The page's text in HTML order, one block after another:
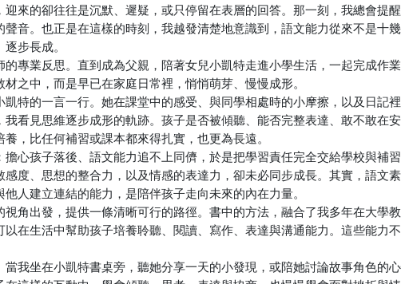
來的卻往往是沉默、遲疑，或只停留在表層的回答。那一刻，我總會提
音。也正是在這樣的時刻，我越發清楚地意識到，語文能力從來不是十
步長成。
專業反思。直到成為父親，陪著女兒小凱特走進小學生活，一起完成作
之中，而是早已在家庭日常裡，悄悄萌芽、慢慢成形。
特的一言一行。她在課堂中的感受、與同學相處時的小摩擦，以及日記
看見思維逐步成形的軌跡。孩子是否被傾聽、能否完整表達、敢不敢在
，比任何補習或課本都來得扎實，也更為長遠。
心孩子落後、語文能力追不上同儕，於是把學習責任完全交給學校與補
度、思想的整合力，以及情感的表達力，卻未必同步成長。其實，語文
人建立連結的能力，是陪伴孩子走向未來的內在力量。
角出發，提供一條清晰可行的路徑。書中的方法，融合了我多年在大學
在生活中幫助孩子培養聆聽、閱讀、寫作、表達與溝通能力。這些能力
我坐在小凱特書桌旁，聽她分享一天的小發現，或陪她討論故事角色的